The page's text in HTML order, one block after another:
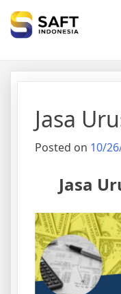
Solisi Perjakan Anda
Jasa
Posted on 10/
Jasa